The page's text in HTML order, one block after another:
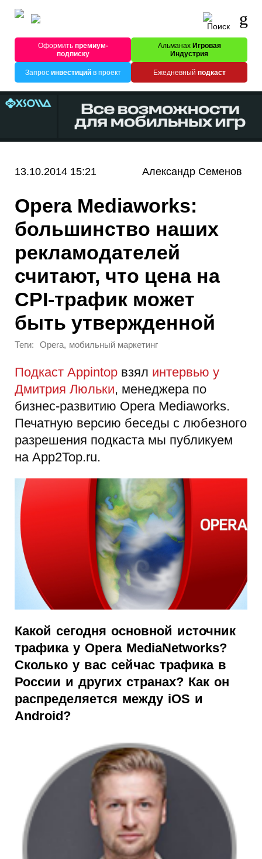
Оформитьпремиум-
подписку
Альманах Игровая
Индустрия
Запрос инвестицийв проект Ежедневный подкаст
13.10.2014 15:21 Александр Семенов
Opera Mediaworks:
большинство наших
рекламодателей
считают, что цена на
CPI-трафик может
быть утвержденной
Теги: Opera, мобильный маркетинг
Подкаст Appintop взял интервью у
Дмитрия Люльки, менеджера по
бизнес-развитию Opera Mediaworks.
Печатную версию беседы с любезного
разрешения подкаста мы публикуем
на App2Top.ru.
Какой сегодня основной источник
трафика у Opera MediaNetworks?
Сколько у вас сейчас трафика в
России и других странах? Как он
распределяется между iOS и
Android?